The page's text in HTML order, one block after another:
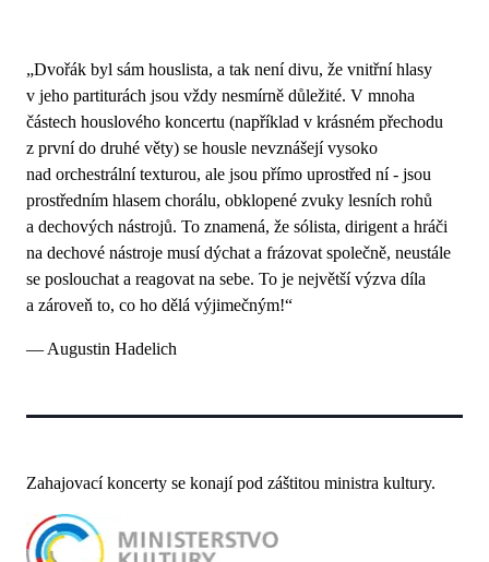
„Dvořák byl sám houslista, a tak není divu, že vnitřní hlasy
v jeho partiturách jsou vždy nesmírně důležité. V mnoha
částech houslového koncertu (například v krásném přechodu
z první do druhé věty) se housle nevznášejí vysoko
nad orchestrální texturou, ale jsou přímo uprostřed ní - jsou
prostředním hlasem chorálu, obklopené zvuky lesních rohů
a dechových nástrojů. To znamená, že sólista, dirigent a hráči
na dechové nástroje musí dýchat a frázovat společně, neustále
se poslouchat a reagovat na sebe. To je největší výzva díla
a zároveň to, co ho dělá výjimečným!“
— Augustin Hadelich
Zahajovací koncerty se konají pod záštitou ministra kultury.